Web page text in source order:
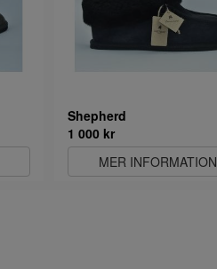
Shepherd
1 000 kr
MER INFORMATION